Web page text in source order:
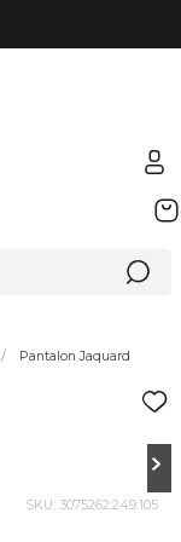
Pantalon Jaquard
SKU: 3075262:249:105